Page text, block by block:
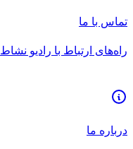
تماس با ما
راه‌های ارتباط با رادیو نشاط
درباره ما